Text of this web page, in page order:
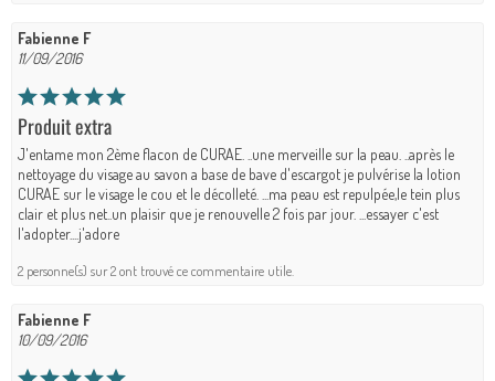
Fabienne F
11/09/2016
Produit extra
J'entame mon 2ème flacon de CURAE. ..une merveille sur la peau. ..après le
nettoyage du visage au savon a base de bave d'escargot je pulvérise la lotion
CURAE sur le visage le cou et le décolleté. ...ma peau est repulpée,le tein plus
clair et plus net..un plaisir que je renouvelle 2 fois par jour. ...essayer c'est
l'adopter....j'adore
2 personne(s) sur 2 ont trouvé ce commentaire utile.
Fabienne F
10/09/2016